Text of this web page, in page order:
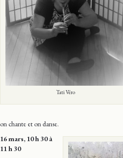
Tati Véro
on chante et on danse.
16 mars, 10 h 30 à
11 h 30